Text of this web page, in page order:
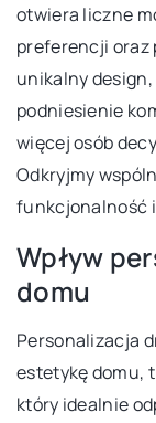
otwiera liczne
preferencji oraz
unikalny
podniesienie
więcej osób
Odkryjmy
funkcjonalność
Wpływ
domu
Personalizacja
estetykę domu,
który idealnie